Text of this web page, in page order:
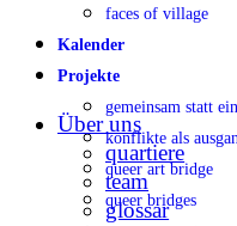
faces of village
Kalender
Projekte
gemeinsam statt
konflikte als
queer art bridge
queer bridges
Über uns
quartiere
team
glossar